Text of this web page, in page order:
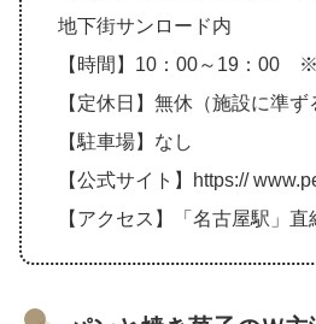
地下街サンロード内
【時間】10：00～19：00
【定休日】無休（施設に準ず
【駐車場】なし
【公式サイト】https://
【アクセス】「名古屋駅」直